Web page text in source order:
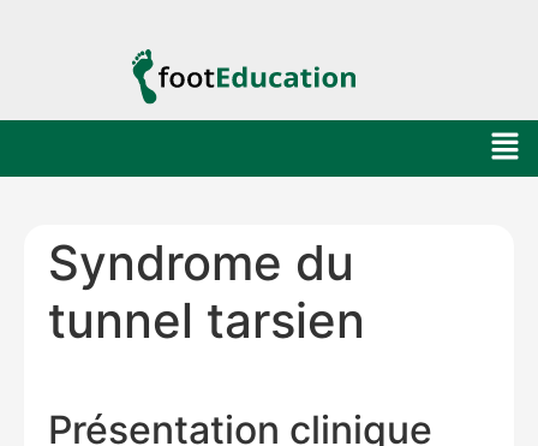
Syndrome du
tunnel tarsien
Présentation clinique